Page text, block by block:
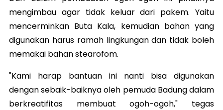
mengimbau agar tidak keluar dari pakem. Yaitu
mencerminkan Buta Kala, kemudian bahan yang
digunakan harus ramah lingkungan dan tidak boleh
memakai bahan stearofom.
"Kami harap bantuan ini nanti bisa digunakan
dengan sebaik-baiknya oleh pemuda Badung dalam
berkreatifitas membuat ogoh-ogoh," tegas